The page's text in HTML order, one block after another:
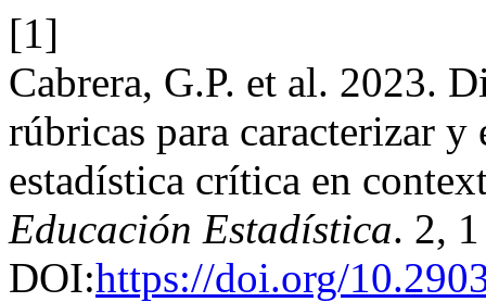
[1]
Cabrera, G.P. et al. 2023.
rúbricas para caracterizar
estadística crítica en
Educación Estadística. 2,
DOI:https://doi.org/